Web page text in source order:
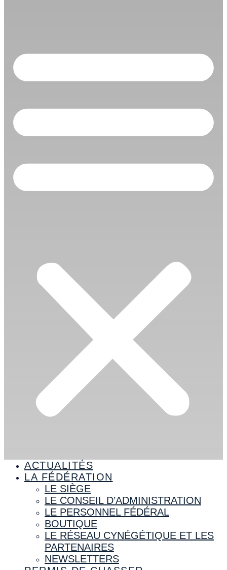
ACTUALITÉS
LA FÉDÉRATION
LE SIÈGE
LE CONSEIL D’ADMINISTRATION
LE PERSONNEL FÉDÉRAL
BOUTIQUE
LE RÉSEAU CYNÉGÉTIQUE ET LES
PARTENAIRES
NEWSLETTERS